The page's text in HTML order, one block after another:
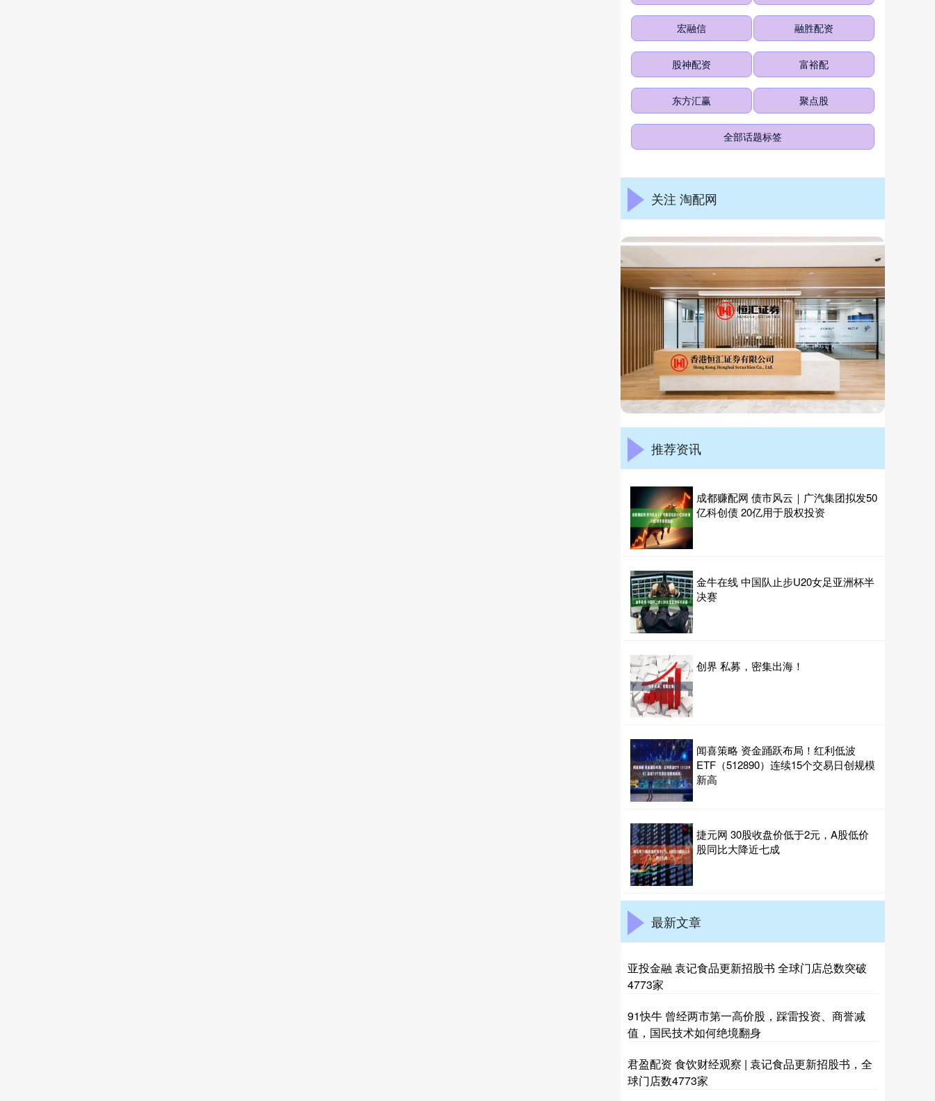
宏融信 融胜配资
股神配资 富裕配
东方汇赢 聚点股
全部话题标签
关注 淘配网
推荐资讯
成都赚配网 债市风云｜广汽集团拟发50
亿科创债 20亿用于股权投资
金牛在线 中国队止步U20女足亚洲杯半
决赛
创界 私募，密集出海！
闻喜策略 资金踊跃布局！红利低波
ETF（512890）连续15个交易日创规模
新高
捷元网 30股收盘价低于2元，A股低价
股同比大降近七成
最新文章
亚投金融 袁记食品更新招股书 全球门店总数突破
4773家
91快牛 曾经两市第一高价股，踩雷投资、商誉减
值，国民技术如何绝境翻身
君盈配资 食饮财经观察 | 袁记食品更新招股书，全
球门店数4773家